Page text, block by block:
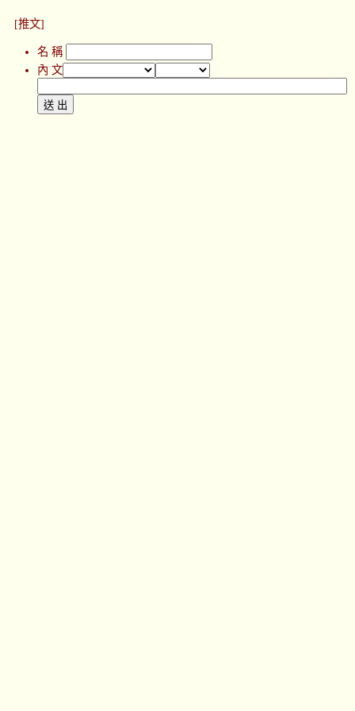
[推文]
名 稱
內 文